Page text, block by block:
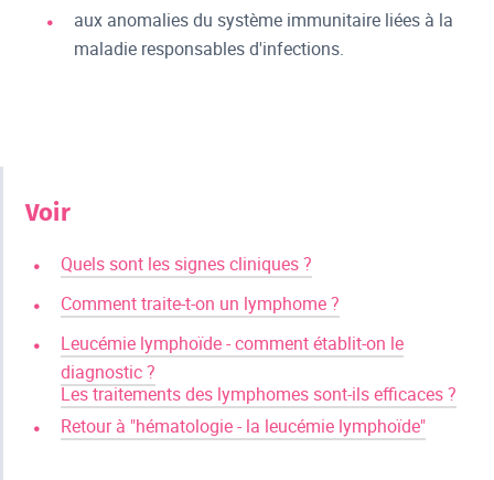
aux anomalies du système immunitaire liées à la
maladie responsables d'infections.
Voir
Quels sont les signes cliniques ?
Comment traite-t-on un lymphome ?
Leucémie lymphoïde - comment établit-on le
diagnostic ?
Les traitements des lymphomes sont-ils efficaces ?
Retour à "hématologie - la leucémie lymphoïde"